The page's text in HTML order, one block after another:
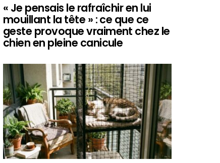
« Je pensais le rafraîchir en lui
mouillant la tête » : ce que ce
geste provoque vraiment chez le
chien en pleine canicule